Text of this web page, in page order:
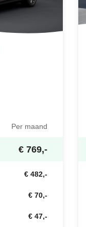
Per maand
€ 769,-
€ 482,-
€ 70,-
€ 47,-